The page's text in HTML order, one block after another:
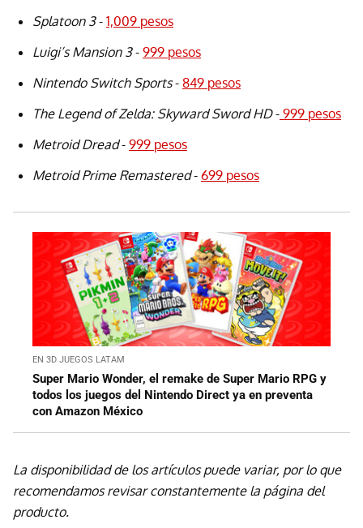
Splatoon 3- 1,009 pesos
Luigi’s Mansion 3- 999 pesos
Nintendo Switch Sports- 849 pesos
The Legend of Zelda: Skyward Sword HD- 999 pesos
Metroid Dread- 999 pesos
Metroid Prime Remastered- 699 pesos
EN 3D JUEGOS LATAM
Super Mario Wonder, el remake de Super Mario RPG y
todos los juegos del Nintendo Direct ya en preventa
con Amazon México
La disponibilidad de los artículos puede variar, por lo que
recomendamos revisar constantemente la página del
producto.